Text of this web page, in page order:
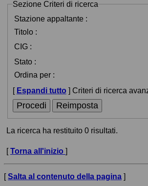
Sezione Criteri di ricerca
Stazione appaltante :
Titolo :
CIG :
Stato :
Ordina per :
[ Espandi tutto ] Criteri di ricerca
La ricerca ha restituito 0 risultati.
[Torna all'inizio ]
[Salta al contenuto della pagina ]